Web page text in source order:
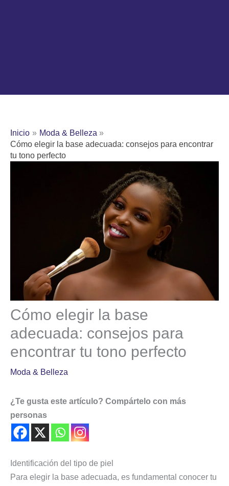
Inicio
Moda & Belleza
Cómo elegir la base adecuada: consejos para encontrar
tu tono perfecto
Cómo elegir la base
adecuada: consejos para
encontrar tu tono perfecto
Moda & Belleza
¿Te gusta este artículo? Compártelo con más
personas
Identificación del tipo de piel
Para elegir la base adecuada, es fundamental conocer tu